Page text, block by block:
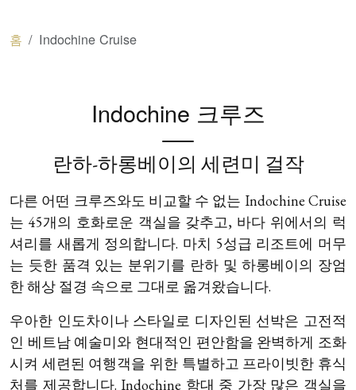
45
2023
최종 리노베이션
86
승무원
홈 Indochine Cruise
Indochine 크루즈
란하-하롱베이의 세련미 걸작
다른 어떤 크루즈와도 비교할 수 없는 Indochine Cruise
는 45개의 호화로운 객실을 갖추고, 바다 위에서의 럭
셔리를 새롭게 정의합니다. 마치 5성급 리조트에 머무
는 듯한 품격 있는 분위기를 란하 및 하롱베이의 장엄
한 해상 절경 속으로 그대로 옮겨왔습니다.
우아한 인도차이나 스타일로 디자인된 선박은 고전적
인 베트남 예술미와 현대적인 편안함을 완벽하게 조화
시켜 세련된 여행객을 위한 특별하고 프라이빗한 휴식
처를 제공합니다. Indochine 함대 중 가장 많은 객실을